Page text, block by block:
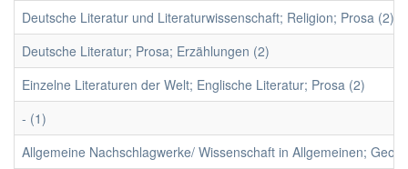
Deutsche Literatur und Literaturwissenschaft; Religion; Prosa (2)
Deutsche Literatur; Prosa; Erzählungen (2)
Einzelne Literaturen der Welt; Englische Literatur; Prosa (2)
- (1)
Allgemeine Nachschlagwerke/ Wissenschaft in Allgemeinen;